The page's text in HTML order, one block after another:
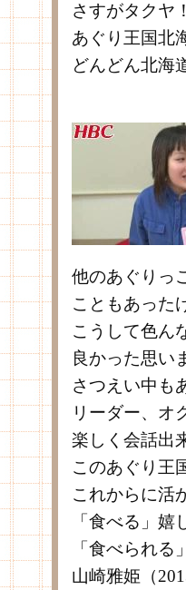
さすがタクヤ
あぐり王国北
どんどん北海
他のあぐりっ
こともあった
こうして色ん
良かった思い
さつえい中も
リーダー、オ
楽しく会話出
このあぐり王
これからに活
「食べる」嬉
「食べられ
山崎雅姫（